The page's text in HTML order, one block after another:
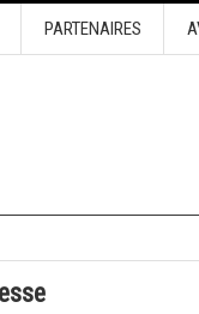
PARTENAIRES